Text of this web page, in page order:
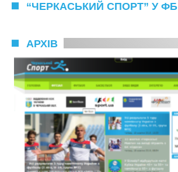
“ЧЕРКАСЬКИЙ СПОРТ” У ФБ
АРХІВ